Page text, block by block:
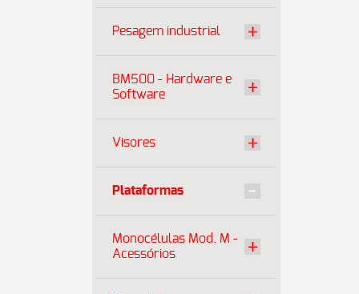
Pesagem industrial
BM500 - Hardware e
Software
Visores
Plataformas
Monocélulas Mod. M -
Acessórios